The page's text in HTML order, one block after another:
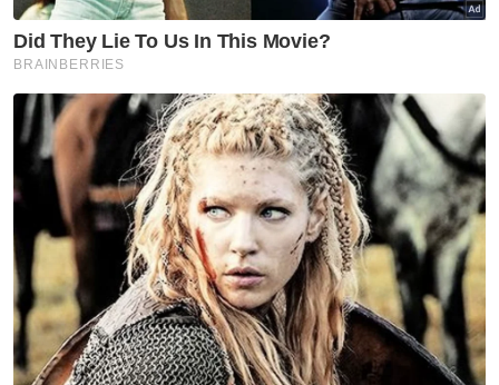
sekitar Danok sebelum menyembunyikannya
di bahagian tempat duduk belakang
kenderaan pacuan empat roda dan
membawanya masuk ke Malaysia melalui
ICQS Bukit Kayu Hitam.
"Suspek turut mengaku telah berjaya
membawa masuk bekalan dadah sebanyak
empat kali sebelum ini untuk dihantar ke
lokasi yang diarahkan sindiket di Johor dan
Kuala Lumpur," ujarnya.
Menurut Baderulhisham, suspek mendakwa